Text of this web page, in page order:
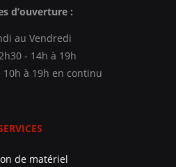
d’ouverture :
au Vendredi
- 14h à 19h
10h à 19h en continu
de matériel